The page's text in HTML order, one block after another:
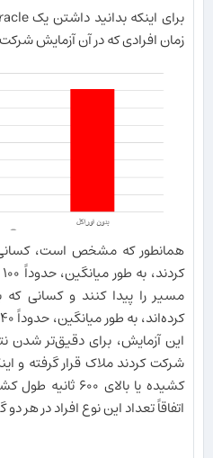
زمان افرادی که در آن آزمایش
همانطور که مشخص است، کسانی
مسیر را پیدا کنند و کسانی که
این آزمایش، برای دقیق‌تر شدن
کشیده یا بالای
اتفاقاً تعداد این نوع افراد در هر